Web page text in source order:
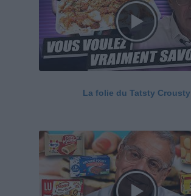
La folie du Tatsty Crousty